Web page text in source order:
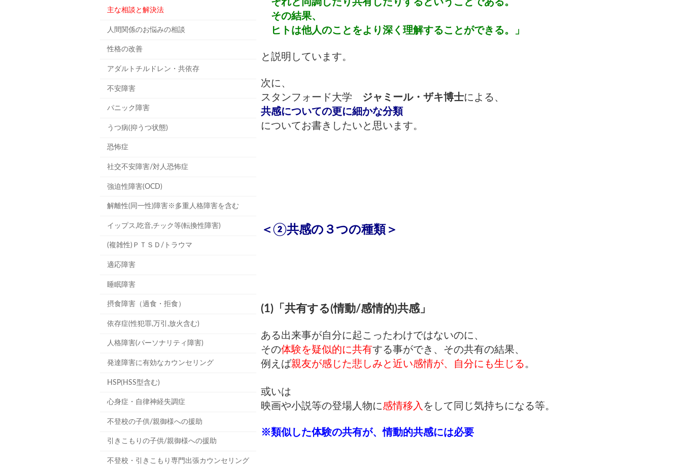
それと同調したり共有したりするということである。
その結果、
ヒトは他人のことをより深く理解することができる。」
と説明しています。
次に、
スタンフォード大学 ジャミール・ザキ博士による、
共感についての更に細かな分類
についてお書きしたいと思います。
＜②共感の３つの種類＞
(1)「共有する(情動/感情的)共感」
ある出来事が自分に起こったわけではないのに、
その体験を疑似的に共有する事ができ、その共有の結果、
例えば親友が感じた悲しみと近い感情が、自分にも生じる 。
或いは
映画や小説等の登場人物に感情移入 をして同じ気持ちになる等。
※類似した体験の共有が、情動的共感には必要
主な相談と解決法
人間関係のお悩みの相談
性格の改善
アダルトチルドレン・共依存
不安障害
パニック障害
うつ病(抑うつ状態)
恐怖症
社交不安障害/対人恐怖症
強迫性障害(OCD)
解離性(同一性)障害※多重人格障害を含む
イップス,吃音,チック等(転換性障害)
(複雑性)ＰＴＳＤ/トラウマ
適応障害
睡眠障害
摂食障害（過食・拒食）
依存症(性犯罪,万引,放火含む)
人格障害(パーソナリティ障害)
発達障害に有効なカウンセリング
HSP(HSS型含む)
心身症・自律神経失調症
不登校の子供/親御様への援助
引きこもりの子供/親御様への援助
不登校・引きこもり専門出張カウンセリング